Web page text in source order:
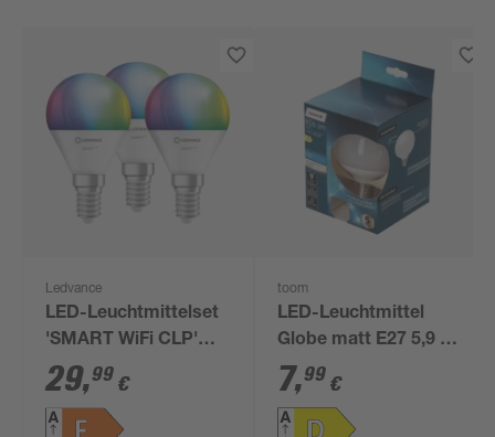
Ledvance
LED-Leuchtmittelset
'SMART WiFi CLP'
dimmbar Tropfen
matt E14 4,9 W 470 lm
RGB - tunable white 3
29,99 €
toom
LED-Leuchtmittel
Globe matt E27 5,9 W
806 lm warmweiß
7,99 €